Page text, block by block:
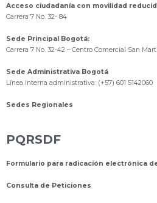
Acceso ciudadanía con movilidad
Carrera 7 No. 32- 84
Sede Principal Bogotá:
Carrera 7 No. 32-42 – Centro Comercial San
Sede Administrativa Bogotá
Línea interna administrativa: (+57) 601 5142060
Sedes Regionales
PQRSDF
Formulario para radicación electrónica
Consulta de Peticiones